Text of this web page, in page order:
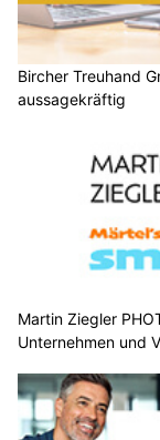
Bircher Treuhand
aussagekräftig
Martin Ziegler
Unternehmen und